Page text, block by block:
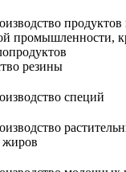
промышленности,
резины
специй
жиров